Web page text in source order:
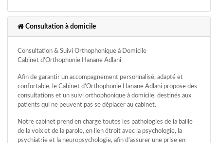
Consultation à domicile
Consultation & Suivi Orthophonique à Domicile
Cabinet d’Orthophonie Hanane Adlani
Afin de garantir un accompagnement personnalisé, adapté et
confortable, le Cabinet d’Orthophonie Hanane Adlani propose des
consultations et un suivi orthophonique à domicile, destinés aux
patients qui ne peuvent pas se déplacer au cabinet.
Notre cabinet prend en charge toutes les pathologies de la baille
de la voix et de la parole, en lien étroit avec la psychologie, la
psychiatrie et la neuropsychologie, afin d’assurer une prise en